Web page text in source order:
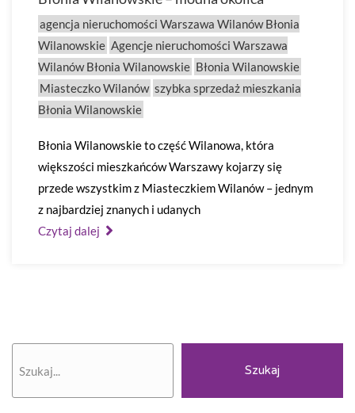
agencja nieruchomości Warszawa Wilanów Błonia
Wilanowskie Agencje nieruchomości Warszawa
Wilanów Błonia Wilanowskie Błonia Wilanowskie
Miasteczko Wilanów szybka sprzedaż mieszkania
Błonia Wilanowskie
Błonia Wilanowskie to część Wilanowa, która
większości mieszkańców Warszawy kojarzy się
przede wszystkim z Miasteczkiem Wilanów – jednym
z najbardziej znanych i udanych
Czytaj dalej
Szukaj